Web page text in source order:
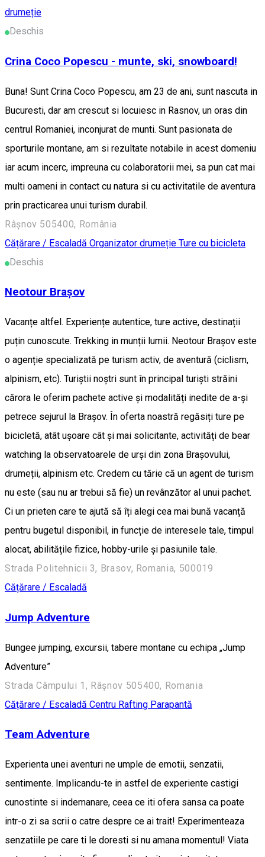
drumeție
Deschis
Crina Coco Popescu - munte, ski, snowboard!
Buna! Sunt Crina Coco Popescu, am 23 de ani, sunt nascuta in
Bucuresti, dar am crescut si locuiesc in Rasnov, un oras din
centrul Romaniei, inconjurat de munti. Sunt pasionata de
sporturile montane, am si rezultate notabile in acest domeniu
iar acum incerc, impreuna cu colaboratorii mei, sa pun cat mai
multi oameni in contact cu natura si cu activitatile de aventura
prin practicarea unui turism durabil.
Râșnov 505400, România
Cățărare / Escaladă Organizator drumeție Ture cu bicicleta
Deschis
Neotour Brașov
Vacanțe altfel. Experiențe autentice, ture active, destinații
puțin cunoscute. Trekking in munții lumii. Neotour Brașov este
o agenție specializată pe turism activ, de aventură (ciclism,
alpinism, etc). Turiștii noștri sunt în principal turiști străini
cărora le oferim pachete active și modalități inedite de a-și
petrece sejurul la Brașov. În oferta noastră regăsiți ture pe
bicicletă, atât ușoare cât și mai solicitante, activități de bear
watching la observatoarele de urși din zona Brașovului,
drumeții, alpinism etc. Credem cu tărie că un agent de turism
nu este (sau nu ar trebui să fie) un revânzător al unui pachet.
Ci un prieten care te ajută să îți alegi cea mai bună vacanță
pentru bugetul disponibil, in funcție de interesele tale, timpul
alocat, abilitățile fizice, hobby-urile și pasiunile tale.
Strada Politehnicii 3, Brasov, Romania, 500019
Cățărare / Escaladă
Jump Adventure
Bungee jumping, excursii, tabere montane cu echipa „Jump
Adventure”
Strada Câmpului 1, Râșnov 505400, Romania
Cățărare / Escaladă Centru Rafting Parapantă
Team Adventure
Experienta unei aventuri ne umple de emotii, senzatii,
sentimente. Implicandu-te in astfel de experiente castigi
cunostinte si indemanare, ceea ce iti ofera sansa ca poate
intr-o zi sa scrii o catre despre ce ai trait! Experimenteaza
senzatiile pe care ti le doresti si nu amana momentul! Viata